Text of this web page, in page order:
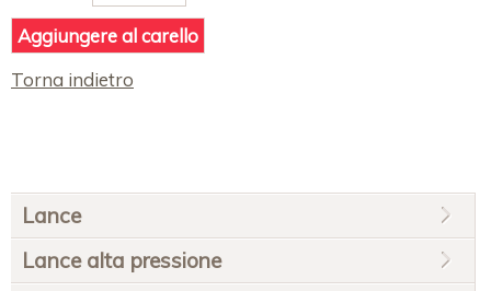
Torna indietro
Salta
la
navigazione
Lance
Lance alta pressione